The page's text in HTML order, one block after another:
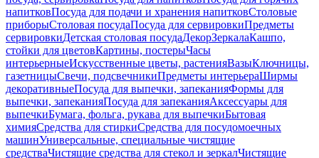
напитковПосуда для подачи и хранения напитковСтоловые
приборыСтоловая посудаПосуда для сервировкиПредметы
сервировкиДетская столовая посудаДекорЗеркалаКашпо,
стойки для цветовКартины, постерыЧасы
интерьерныеИскусственные цветы, растенияВазыКлючницы,
газетницыСвечи, подсвечникиПредметы интерьераШирмы
декоративныеПосуда для выпечки, запеканияФормы для
выпечки, запеканияПосуда для запеканияАксессуары для
выпечкиБумага, фольга, рукава для выпечкиБытовая
химияСредства для стиркиСредства для посудомоечных
машинУниверсальные, специальные чистящие
средстваЧистящие средства для стекол и зеркалЧистящие